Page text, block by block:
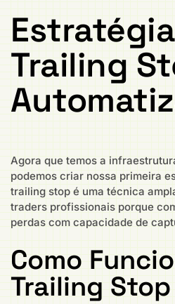
Trailing
Agora que temos a
podemos criar nossa primeira
trailing stop é uma técnica
traders profissionais porque
perdas com capacidade de
Como
Trailing Stop